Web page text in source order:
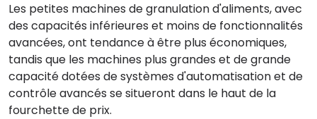
Les petites machines de granulation d'aliments, avec
des capacités inférieures et moins de fonctionnalités
avancées, ont tendance à être plus économiques,
tandis que les machines plus grandes et de grande
capacité dotées de systèmes d'automatisation et de
contrôle avancés se situeront dans le haut de la
fourchette de prix.